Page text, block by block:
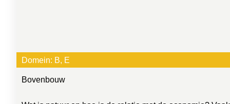
Domein: B, E
Bovenbouw